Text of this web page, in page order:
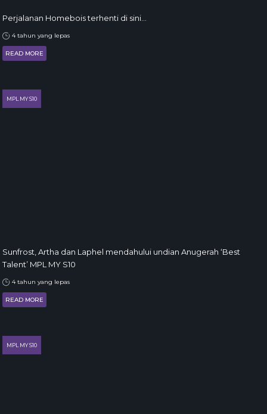
Perjalanan Homebois terhenti di sini…
4 tahun yang lepas
READ MORE
MPL MY S10
Sunfrost, Artha dan Laphel mendahului undian Anugerah ‘Best
Talent’ MPL MY S10
4 tahun yang lepas
READ MORE
MPL MY S10